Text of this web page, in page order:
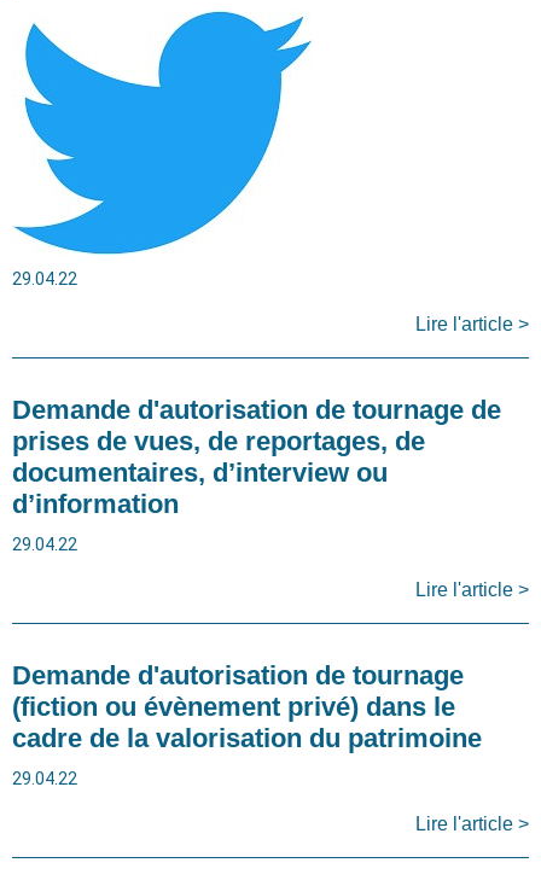
29.04.22
Lire l'article >
Demande d'autorisation de tournage de
prises de vues, de reportages, de
documentaires, d’interview ou
d’information
29.04.22
Lire l'article >
Demande d'autorisation de tournage
(fiction ou évènement privé) dans le
cadre de la valorisation du patrimoine
29.04.22
Lire l'article >